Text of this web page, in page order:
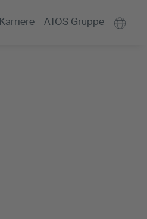
Karriere ATOS Gruppe